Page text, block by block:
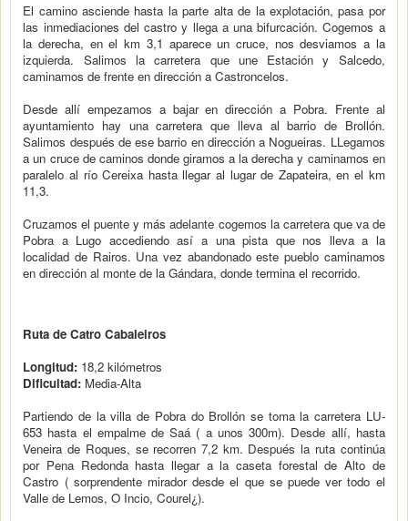
El camino asciende hasta la parte alta de la explotación, pasa por
las inmediaciones del castro y llega a una bifurcación. Cogemos a
la derecha, en el km 3,1 aparece un cruce, nos desviamos a la
izquierda. Salimos la carretera que une Estación y Salcedo,
caminamos de frente en dirección a Castroncelos.
Desde allí empezamos a bajar en dirección a Pobra. Frente al
ayuntamiento hay una carretera que lleva al barrio de Brollón.
Salimos después de ese barrio en dirección a Nogueiras. LLegamos
a un cruce de caminos donde giramos a la derecha y caminamos en
paralelo al río Cereixa hasta llegar al lugar de Zapateira, en el km
11,3.
Cruzamos el puente y más adelante cogemos la carretera que va de
Pobra a Lugo accediendo así a una pista que nos lleva a la
localidad de Rairos. Una vez abandonado este pueblo caminamos
en dirección al monte de la Gándara, donde termina el recorrido.
Ruta de Catro Cabaleiros
Longitud: 18,2 kilómetros
Dificultad: Media-Alta
Partiendo de la villa de Pobra do Brollón se toma la carretera LU-
653 hasta el empalme de Saá ( a unos 300m). Desde allí, hasta
Veneira de Roques, se recorren 7,2 km. Después la ruta continúa
por Pena Redonda hasta llegar a la caseta forestal de Alto de
Castro ( sorprendente mirador desde el que se puede ver todo el
Valle de Lemos, O Incio, Courel¿).